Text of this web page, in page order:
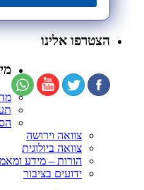
הצטרפו אלינו
צוואה וירושה
צוואה ביולוגית
הורות – מידע
ידועים בציבור